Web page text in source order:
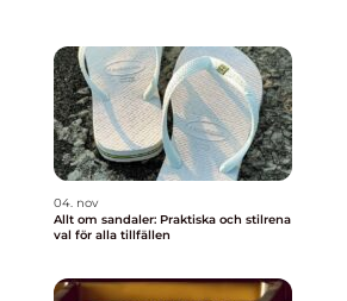
04. nov
Allt om sandaler: Praktiska och stilrena
val för alla tillfällen